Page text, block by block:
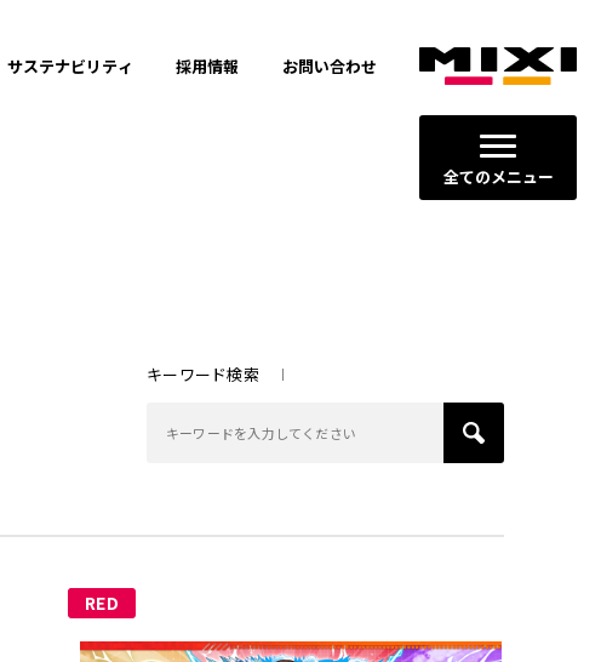
全てのメニュー
サステナビリティ 採用情報 お問い合わせ
キーワード検索
RED